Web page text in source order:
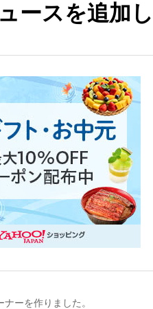
ースを追加
ナーを作りました。